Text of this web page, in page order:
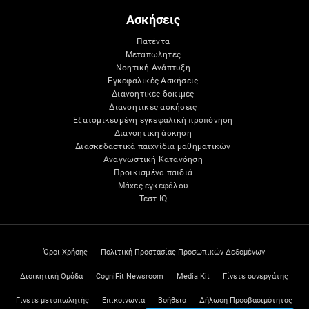
Ασκήσεις
Πατέντα
Μεταπωλητές
Νοητική Ανάπτυξη
Εγκεφαλικές Ασκήσεις
Διανοητικές δοκιμές
Διανοητικές ασκήσεις
Εξατομικευμένη εγκεφαλική προπόνηση
Διανοητική άσκηση
Διασκεδαστικά παιχνίδια μαθηματικών
Αναγνωστική Κατανόηση
Προικισμένα παιδιά
Μάχες εγκεφάλου
Τεστ IQ
Όροι Χρήσης Πολιτική Προστασίας Προσωπικών Δεδομένων
Διοικητική Ομάδα CogniFit Newsroom Media Kit Γίνετε συνεργάτης
Γίνετε μεταπωλητής Επικοινωνία Βοήθεια Δήλωση Προσβασιμότητας